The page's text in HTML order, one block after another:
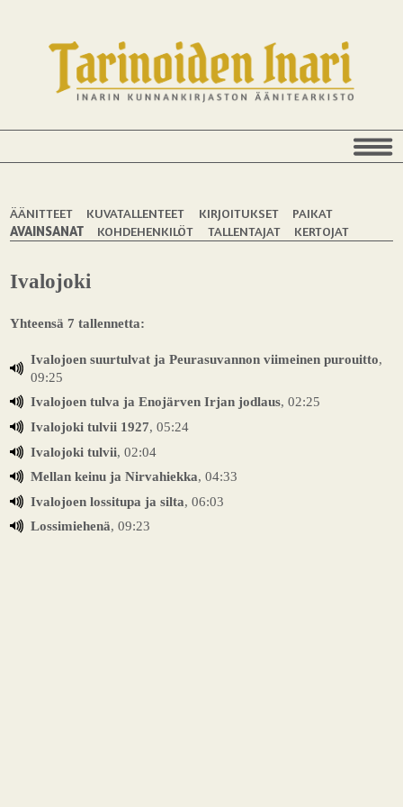
ÄÄNITTEET KUVATALLENTEET KIRJOITUKSET
PAIKAT
AVAINSANAT
KOHDEHENKILÖT TALLENTAJAT KERTOJAT
Ivalojoki
Yhteensä 7 tallennetta:
Ivalojoen suurtulvat ja Peurasuvannon viimeinen purouitto,
09:25
Ivalojoen tulva ja Enojärven Irjan jodlaus, 02:25
Ivalojoki tulvii 1927, 05:24
Ivalojoki tulvii, 02:04
Mellan keinu ja Nirvahiekka, 04:33
Ivalojoen lossitupa ja silta, 06:03
Lossimiehenä, 09:23